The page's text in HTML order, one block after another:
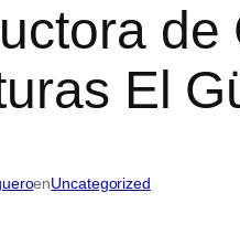
de
El
enUncategorized